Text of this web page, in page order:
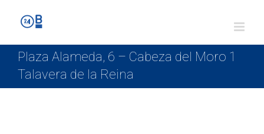
Plaza Alameda, 6 – Cabeza del Moro 1
Talavera de la Reina